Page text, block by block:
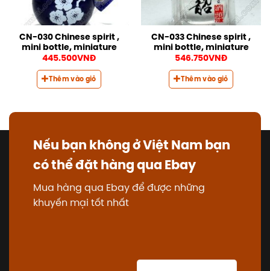
CN-030 Chinese spirit ,
mini bottle, miniature
445.500VNĐ
Thêm vào giỏ
CN-033 Chinese spirit ,
mini bottle, miniature
546.750VNĐ
Thêm vào giỏ
Nếu bạn không ở Việt Nam bạn
có thể đặt hàng qua Ebay
Mua hàng qua Ebay để được những
khuyến mại tốt nhất